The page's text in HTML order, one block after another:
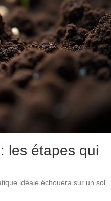
les étapes qui
idéale échouera sur un sol